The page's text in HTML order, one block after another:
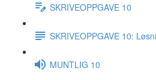
SKRIVEOPPGAVE 10
SKRIVEOPPGAVE 10:
MUNTLIG 10